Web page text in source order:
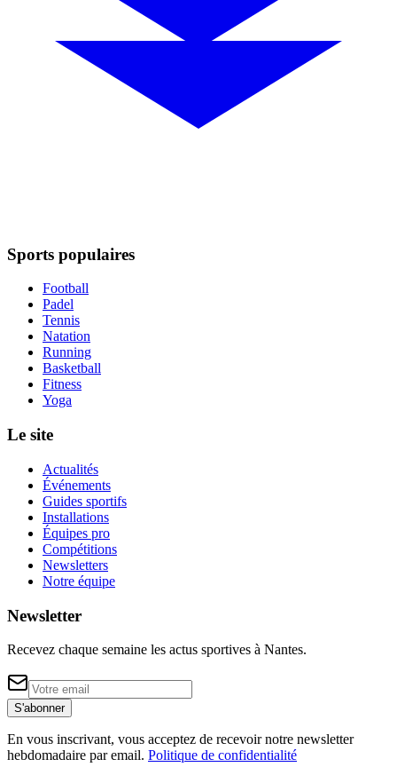
Sports populaires
Football
Padel
Tennis
Natation
Running
Basketball
Fitness
Yoga
Le site
Actualités
Événements
Guides sportifs
Installations
Équipes pro
Compétitions
Newsletters
Notre équipe
Newsletter
Recevez chaque semaine les actus sportives à Nantes.
S'abonner
En vous inscrivant, vous acceptez de recevoir notre newsletter
hebdomadaire par email. Politique de confidentialité